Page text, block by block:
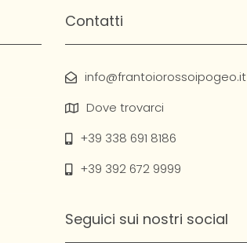
Contatti
info@frantoiorossoipogeo.it
Dove trovarci
+39 338 691 8186
+39 392 672 9999
Seguici sui nostri social